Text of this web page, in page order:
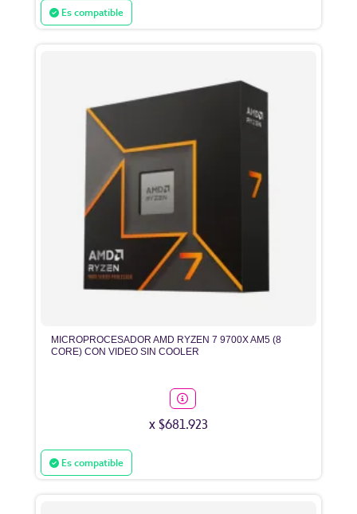
Es compatible
MICROPROCESADOR AMD RYZEN 7 9700X AM5 (8
CORE) CON VIDEO SIN COOLER
x $681.923
Es compatible